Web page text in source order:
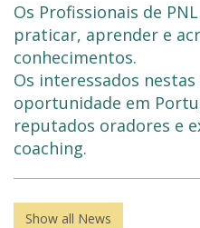
Os Profissionais de
praticar, aprender e
conhecimentos.
Os interessados
oportunidade em
reputados oradores e
coaching.
Show all News